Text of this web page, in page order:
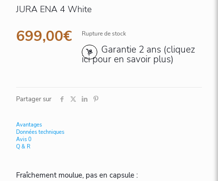
JURA ENA 4 White
699,00€ Rupture de stock
Garantie 2 ans (cliquez
ici pour en savoir plus)
Partager sur
Avantages
Données techniques
Avis 0
Q & R
Fraîchement moulue, pas en capsule :